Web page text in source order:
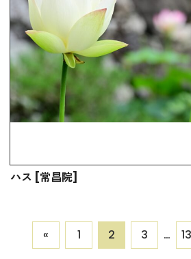
ハス [常昌院]
« 1 2 3 …